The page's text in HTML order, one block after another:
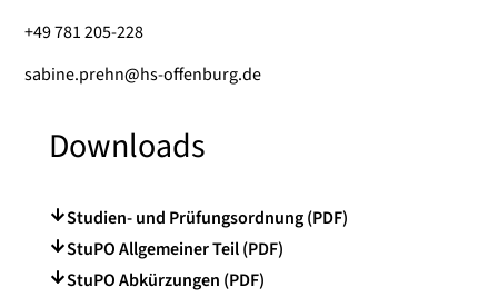
+49 781 205-228
sabine.prehn@hs-offenburg.de
Downloads
Studien- und Prüfungsordnung (PDF)
StuPO Allgemeiner Teil (PDF)
StuPO Abkürzungen (PDF)